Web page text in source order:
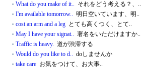
What do you make of it.. それをどう考える？、..
I'm available tomorrow.. 明日空いています、明..
cost an arm and a leg とても高くつく、とて..
May I have your signat.. 署名をいただけますか..
Traffic is heavy. 道が渋滞する
Would do you like to d.. doしませんか
take care お気をつけて、お大事..